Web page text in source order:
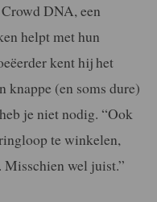
DNA, een
helpt met hun
kent hij het
knappe (en soms dure)
je niet nodig. “Ook
te winkelen,
wel juist.”